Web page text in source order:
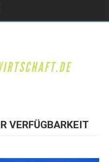
VERFÜGBARKEIT